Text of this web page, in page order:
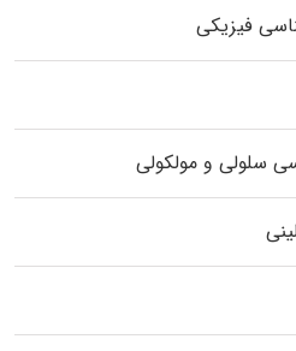
فیزیکی
سلولی و مولکولی